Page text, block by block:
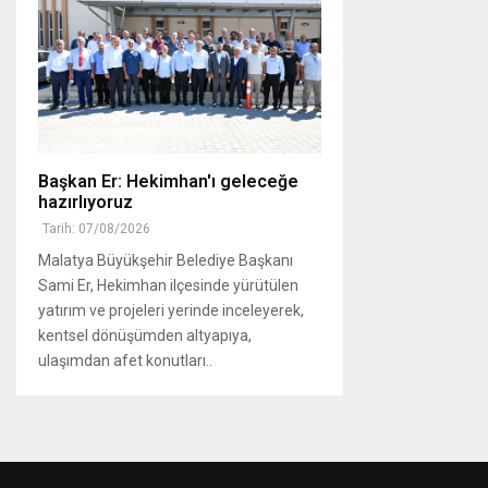
Başkan Er: Hekimhan'ı geleceğe
hazırlıyoruz
Tarih: 07/08/2026
Malatya Büyükşehir Belediye Başkanı
Sami Er, Hekimhan ilçesinde yürütülen
yatırım ve projeleri yerinde inceleyerek,
kentsel dönüşümden altyapıya,
ulaşımdan afet konutları..